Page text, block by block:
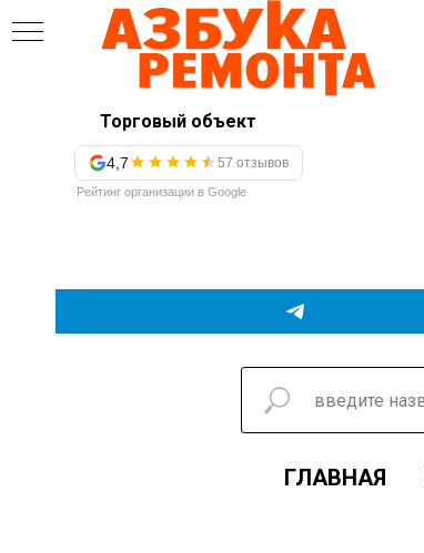
Торговый объект
4,7 57 отзывов
Рейтинг организации в Google
ГЛАВНАЯ